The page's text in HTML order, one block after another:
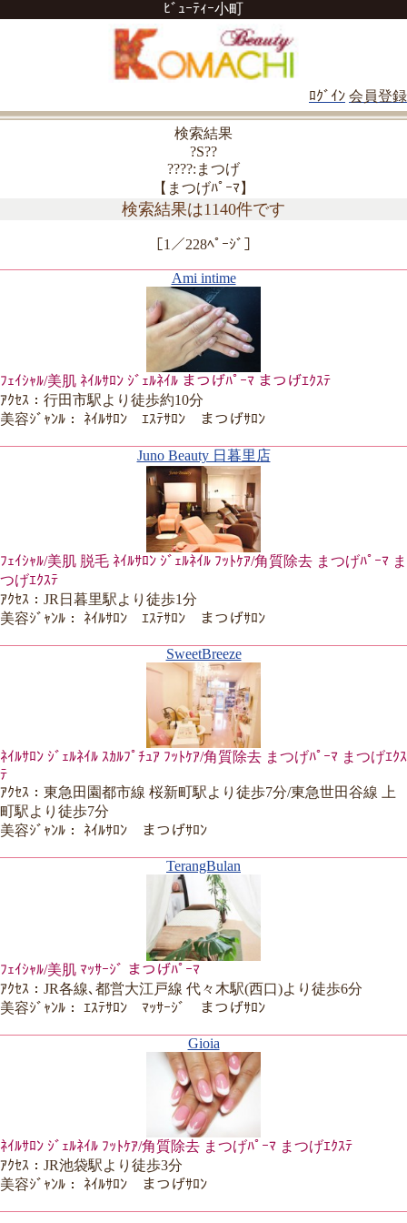
ﾋﾞｭｰﾃｨｰ小町
ﾛｸﾞｲﾝ 会員登録
検索結果
?S??
????:まつげ
【まつげﾊﾟｰﾏ】
検索結果は1140件です
［1／228ﾍﾟｰｼﾞ］
Ami intime
ﾌｪｲｼｬﾙ/美肌 ﾈｲﾙｻﾛﾝ ｼﾞｪﾙﾈｲﾙ まつげﾊﾟｰﾏ まつげｴｸｽﾃ
ｱｸｾｽ：行田市駅より徒歩約10分
美容ｼﾞｬﾝﾙ： ﾈｲﾙｻﾛﾝ ｴｽﾃｻﾛﾝ まつげｻﾛﾝ
Juno Beauty 日暮里店
ﾌｪｲｼｬﾙ/美肌 脱毛 ﾈｲﾙｻﾛﾝ ｼﾞｪﾙﾈｲﾙ ﾌｯﾄｹｱ/角質除去 まつげﾊﾟｰﾏ ま
つげｴｸｽﾃ
ｱｸｾｽ：JR日暮里駅より徒歩1分
美容ｼﾞｬﾝﾙ： ﾈｲﾙｻﾛﾝ ｴｽﾃｻﾛﾝ まつげｻﾛﾝ
SweetBreeze
ﾈｲﾙｻﾛﾝ ｼﾞｪﾙﾈｲﾙ ｽｶﾙﾌﾟﾁｭｱ ﾌｯﾄｹｱ/角質除去 まつげﾊﾟｰﾏ まつげｴｸｽ
ﾃ
ｱｸｾｽ：東急田園都市線 桜新町駅より徒歩7分/東急世田谷線 上
町駅より徒歩7分
美容ｼﾞｬﾝﾙ： ﾈｲﾙｻﾛﾝ まつげｻﾛﾝ
TerangBulan
ﾌｪｲｼｬﾙ/美肌 ﾏｯｻｰｼﾞ まつげﾊﾟｰﾏ
ｱｸｾｽ：JR各線､都営大江戸線 代々木駅(西口)より徒歩6分
美容ｼﾞｬﾝﾙ： ｴｽﾃｻﾛﾝ ﾏｯｻｰｼﾞ まつげｻﾛﾝ
Gioia
ﾈｲﾙｻﾛﾝ ｼﾞｪﾙﾈｲﾙ ﾌｯﾄｹｱ/角質除去 まつげﾊﾟｰﾏ まつげｴｸｽﾃ
ｱｸｾｽ：JR池袋駅より徒歩3分
美容ｼﾞｬﾝﾙ： ﾈｲﾙｻﾛﾝ まつげｻﾛﾝ